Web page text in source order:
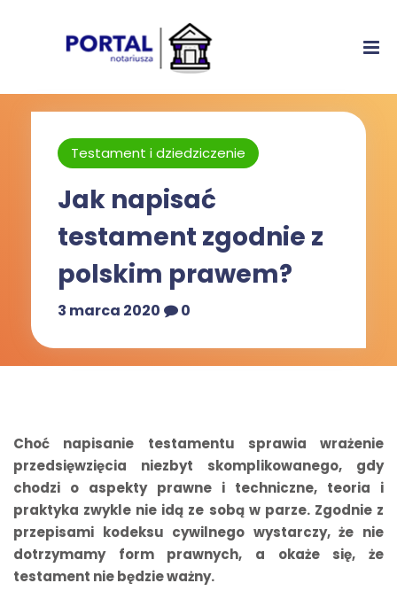
Testament i dziedziczenie
Jak napisać
testament zgodnie z
polskim prawem?
3 marca 2020 0
Choć napisanie testamentu sprawia wrażenie
przedsięwzięcia niezbyt skomplikowanego, gdy
chodzi o aspekty prawne i techniczne, teoria i
praktyka zwykle nie idą ze sobą w parze. Zgodnie z
przepisami kodeksu cywilnego wystarczy, że nie
dotrzymamy form prawnych, a okaże się, że
testament nie będzie ważny.